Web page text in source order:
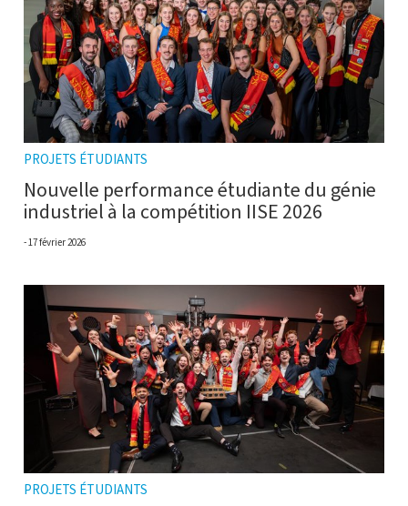
PROJETS ÉTUDIANTS
Nouvelle performance étudiante du génie
industriel à la compétition IISE 2026
17 février 2026
PROJETS ÉTUDIANTS